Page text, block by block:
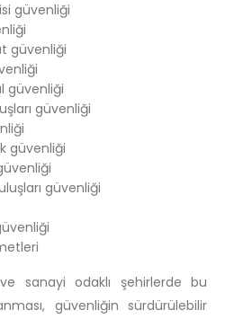
güvenliği
güvenliği
güvenliği
güvenliği
güvenliği
güvenliği
sanayi odaklı şehirlerde bu
güvenliğin sürdürülebilir